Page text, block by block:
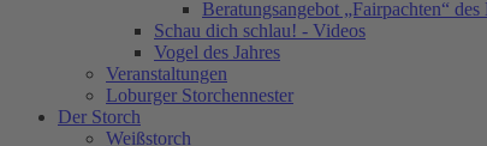
Beratungsangebot „Fairpachten“
Schau dich schlau! - Videos
Vogel des Jahres
Veranstaltungen
Loburger Storchennester
Der Storch
Weißstorch